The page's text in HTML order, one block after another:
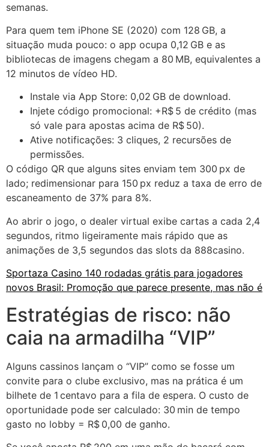
semanas.
Para quem tem iPhone SE (2020) com 128 GB, a
situação muda pouco: o app ocupa 0,12 GB e as
bibliotecas de imagens chegam a 80 MB, equivalentes a
12 minutos de vídeo HD.
Instale via App Store: 0,02 GB de download.
Injete código promocional: +R$ 5 de crédito (mas
só vale para apostas acima de R$ 50).
Ative notificações: 3 cliques, 2 recursões de
permissões.
O código QR que alguns sites enviam tem 300 px de
lado; redimensionar para 150 px reduz a taxa de erro de
escaneamento de 37% para 8%.
Ao abrir o jogo, o dealer virtual exibe cartas a cada 2,4
segundos, ritmo ligeiramente mais rápido que as
animações de 3,5 segundos das slots da 888casino.
Sportaza Casino 140 rodadas grátis para jogadores
novos Brasil: Promoção que parece presente, mas não é
Estratégias de risco: não
caia na armadilha “VIP”
Alguns cassinos lançam o “VIP” como se fosse um
convite para o clube exclusivo, mas na prática é um
bilhete de 1 centavo para a fila de espera. O custo de
oportunidade pode ser calculado: 30 min de tempo
gasto no lobby = R$ 0,00 de ganho.